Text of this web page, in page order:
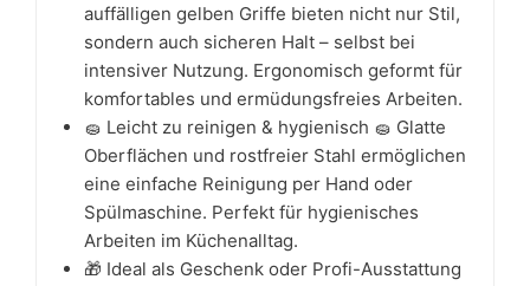
auffälligen gelben Griffe bieten nicht nur Stil,
sondern auch sicheren Halt – selbst bei
intensiver Nutzung. Ergonomisch geformt für
komfortables und ermüdungsfreies Arbeiten.
🧽 Leicht zu reinigen & hygienisch 🧽 Glatte
Oberflächen und rostfreier Stahl ermöglichen
eine einfache Reinigung per Hand oder
Spülmaschine. Perfekt für hygienisches
Arbeiten im Küchenalltag.
🎁 Ideal als Geschenk oder Profi-Ausstattung